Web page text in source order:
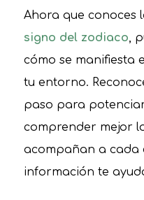
Ahora que conoces
signo del zodiaco,
cómo se manifiesta
tu entorno.
paso para
comprender mejor
acompañan a cada
información te